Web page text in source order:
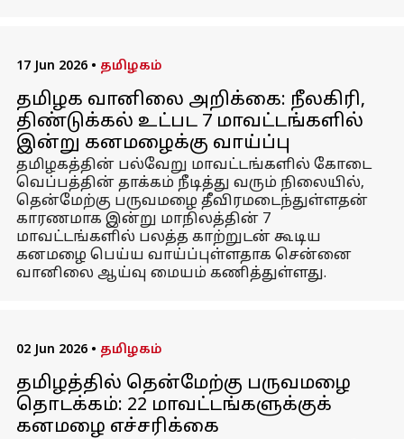
17 Jun 2026 • தமிழகம்
தமிழக வானிலை அறிக்கை: நீலகிரி,
திண்டுக்கல் உட்பட 7 மாவட்டங்களில்
இன்று கனமழைக்கு வாய்ப்பு
தமிழகத்தின் பல்வேறு மாவட்டங்களில் கோடை
வெப்பத்தின் தாக்கம் நீடித்து வரும் நிலையில்,
தென்மேற்கு பருவமழை தீவிரமடைந்துள்ளதன்
காரணமாக இன்று மாநிலத்தின் 7
மாவட்டங்களில் பலத்த காற்றுடன் கூடிய
கனமழை பெய்ய வாய்ப்புள்ளதாக சென்னை
வானிலை ஆய்வு மையம் கணித்துள்ளது.
02 Jun 2026 • தமிழகம்
தமிழத்தில் தென்மேற்கு பருவமழை
தொடக்கம்: 22 மாவட்டங்களுக்குக்
கனமழை எச்சரிக்கை